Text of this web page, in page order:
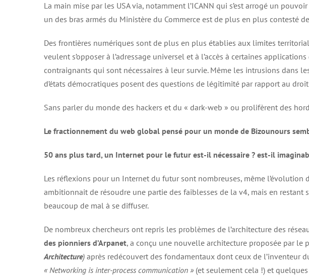
La main mise par les USA via, notamment l’ICANN qui s’est arrogé un
un des bras armés du Ministère du Commerce est de plus en plus contesté
Des frontières numériques sont de plus en plus établies aux limites
veulent s’opposer à l’adressage universel et à l’accès à certaines
contraignants qui sont nécessaires à leur survie. Même les intrusions dans
d’états démocratiques posent des questions de légitimité par rapport au
Sans parler du monde des hackers et du « dark-web » ou prolifèrent des
Le fractionnement du web global pensé pour un monde de Bizounours
50 ans plus tard, un Internet pour le futur est-il nécessaire ? est-il
Les réflexions pour un Internet du futur sont nombreuses, même l’évolution
ambitionnait de résoudre une partie des faiblesses de la v4, mais en restant
beaucoup de mal à se diffuser.
De nombreux chercheurs ont repris les problèmes de l’architecture des
des pionniers d’Arpanet, a conçu une nouvelle architecture proposée par le
Architecture) après redécouvert des fondamentaux dont ceux de l’inventeur
« Networking is inter-process communication » (et seulement cela !) et